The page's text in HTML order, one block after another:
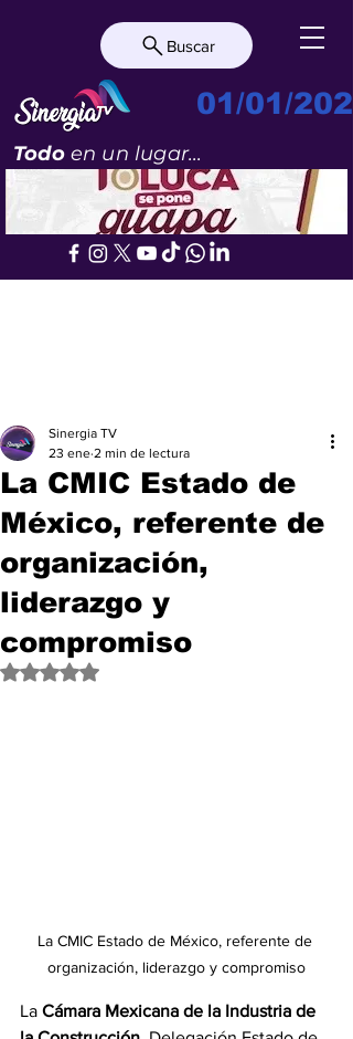
Buscar
01/01/
Todoen un lugar...
La CMIC Estado de
México, referente de
organización,
liderazgo y
compromiso
Sinergia TV
23 ene 2 min de lectura
Obtuvo NaN de 5 estrellas.
La CMIC Estado de México, referente de
organización, liderazgo y compromiso
La Cámara Mexicana de la Industria de